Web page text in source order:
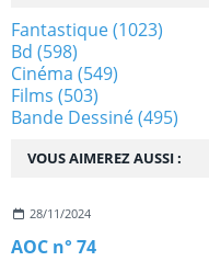
VOUS AIMEREZ AUSSI :
28/11/2024
AOC n° 74
Fantastique(1023)
Bd (598)
Cinéma (549)
Films (503)
Bande Dessiné(495)